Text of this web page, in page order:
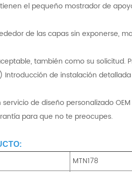
el pequeño mostrador de
de las capas sin exponerse,
también como su solicitud.
Introducción de instalación
de diseño personalizado
para que no te preocupes.
MTN178